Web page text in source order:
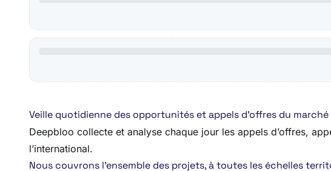
Veille quotidienne des opportunités et appels d’offres du
Deepbloo collecte et analyse chaque jour les appels d’offres,
l’international.
Nous couvrons l’ensemble des projets, à toutes les échelles